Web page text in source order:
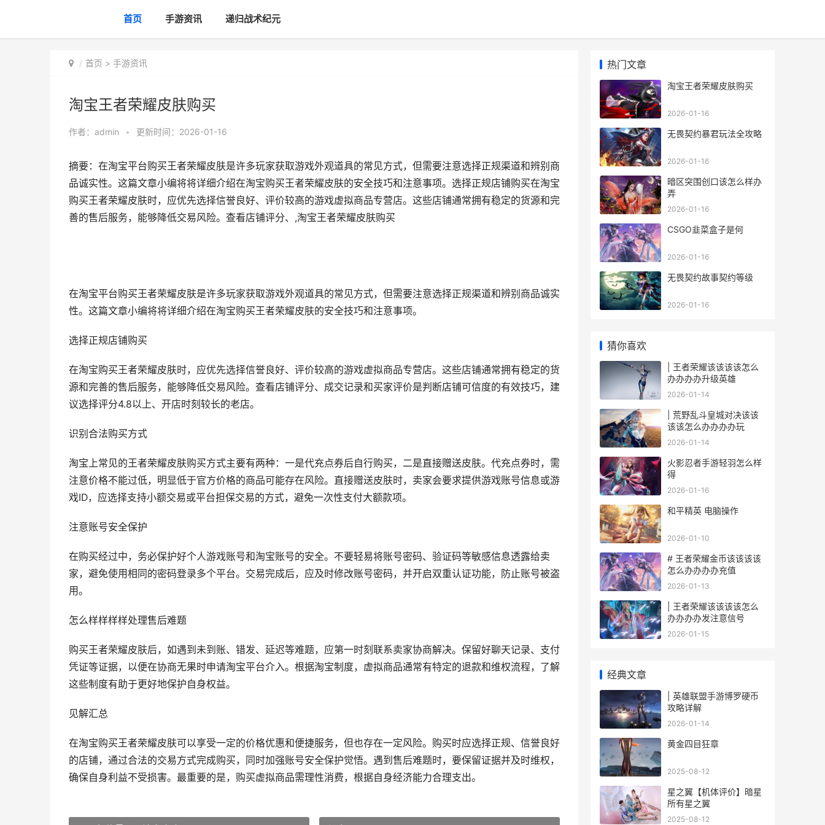
首页 手游资讯 递归战术纪元
首页 > 手游资讯
淘宝王者荣耀皮肤购买
作者： admin • 更新时间：2026-01-16
摘要：在淘宝平台购买王者荣耀皮肤是许多玩家获取游戏外观道具的常见方式，但需要注意选择正规渠道和辨别商
品诚实性。这篇文章小编将将详细介绍在淘宝购买王者荣耀皮肤的安全技巧和注意事项。选择正规店铺购买在淘宝
购买王者荣耀皮肤时，应优先选择信誉良好、评价较高的游戏虚拟商品专营店。这些店铺通常拥有稳定的货源和完
善的售后服务，能够降低交易风险。查看店铺评分、,淘宝王者荣耀皮肤购买
在淘宝平台购买王者荣耀皮肤是许多玩家获取游戏外观道具的常见方式，但需要注意选择正规渠道和辨别商品诚实
性。这篇文章小编将将详细介绍在淘宝购买王者荣耀皮肤的安全技巧和注意事项。
选择正规店铺购买
在淘宝购买王者荣耀皮肤时，应优先选择信誉良好、评价较高的游戏虚拟商品专营店。这些店铺通常拥有稳定的货
源和完善的售后服务，能够降低交易风险。查看店铺评分、成交记录和买家评价是判断店铺可信度的有效技巧，建
议选择评分4.8以上、开店时刻较长的老店。
识别合法购买方式
淘宝上常见的王者荣耀皮肤购买方式主要有两种：一是代充点券后自行购买，二是直接赠送皮肤。代充点券时，需
注意价格不能过低，明显低于官方价格的商品可能存在风险。直接赠送皮肤时，卖家会要求提供游戏账号信息或游
戏ID，应选择支持小额交易或平台担保交易的方式，避免一次性支付大额款项。
注意账号安全保护
在购买经过中，务必保护好个人游戏账号和淘宝账号的安全。不要轻易将账号密码、验证码等敏感信息透露给卖
家，避免使用相同的密码登录多个平台。交易完成后，应及时修改账号密码，并开启双重认证功能，防止账号被盗
用。
怎么样样样样处理售后难题
购买王者荣耀皮肤后，如遇到未到账、错发、延迟等难题，应第一时刻联系卖家协商解决。保留好聊天记录、支付
凭证等证据，以便在协商无果时申请淘宝平台介入。根据淘宝制度，虚拟商品通常有特定的退款和维权流程，了解
这些制度有助于更好地保护自身权益。
见解汇总
在淘宝购买王者荣耀皮肤可以享受一定的价格优惠和便捷服务，但也存在一定风险。购买时应选择正规、信誉良好
的店铺，通过合法的交易方式完成购买，同时加强账号安全保护觉悟。遇到售后难题时，要保留证据并及时维权，
确保自身利益不受损害。最重要的是，购买虚拟商品需理性消费，根据自身经济能力合理支出。
热门文章
淘宝王者荣耀皮肤购买
2026-01-16
无畏契约暴君玩法全攻略
2026-01-16
暗区突围创口该怎么样办
弄
2026-01-16
CSGO韭菜盒子是何
2026-01-16
无畏契约故事契约等级
2026-01-16
猜你喜欢
| 王者荣耀该该该该怎么
办办办办升级英雄
2026-01-14
| 荒野乱斗皇城对决该该
该该怎么办办办办玩
2026-01-14
火影忍者手游轻羽怎么样
得
2026-01-16
和平精英 电脑操作
2026-01-10
# 王者荣耀金币该该该该
怎么办办办办充值
2026-01-13
| 王者荣耀该该该该怎么
办办办办发注意信号
2026-01-15
经典文章
| 英雄联盟手游博罗硬币
攻略详解
2026-01-14
黄金四目狂章
2025-08-12
星之翼【机体评价】暗星
所有星之翼
2025-08-12